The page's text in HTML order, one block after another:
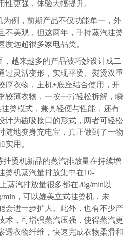
性更强，体验大幅提升。
为例，前期产品不仅功能单一，外
不美观，但这两年，手持蒸汽挂烫
度远超很多家电品类。
，越来越多的产品被巧妙设计成二
过灵活变形，实现平烫、熨烫双重
厚衣物，主机+底座结合使用，开
较薄衣物，一按一拧轻松拆解，瞬
烫模式，兼具轻便与性能，还有
计为磁吸接口的形式，两者可轻松
随地变身充电宝，真正做到了一物
实用。
挂烫机新品的蒸汽排放量在持续增
烫机蒸汽量排放集中在10-
蒸汽排放量很多都在20g/min 以
min ，可以媲美立式挂烫机，未
会进一步扩大。此外，也有不少产
术，可增强蒸汽压强，使得蒸汽更
透衣物纤维，快速完成衣物柔滑和